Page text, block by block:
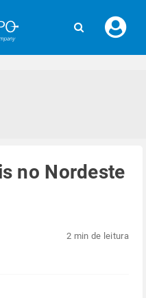
seu
no Nordeste
2 min de leitura